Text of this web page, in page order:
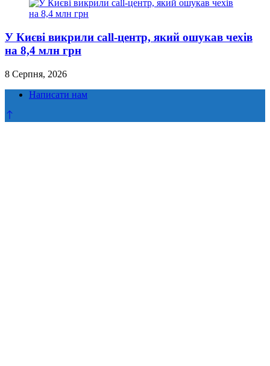
У Києві викрили call-центр, який ошукав чехів
на 8,4 млн грн
8 Серпня, 2026
Написати нам
Прокрутка
до